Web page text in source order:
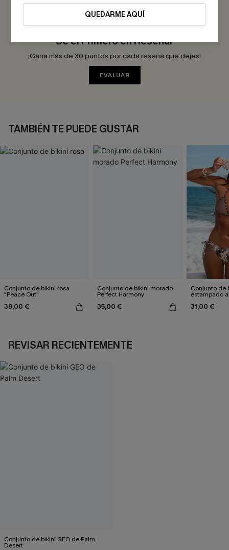
0.0
Sé el Primero en Reseñar
¡Gana más de 30 puntos por cada reseña que dejes!
EVALUAR
TAMBIÉN TE PUEDE GUSTAR
Conjunto de bikini rosa
"Peace Out"
39,00 €
Conjunto de bikini morado
Perfect Harmony
35,00 €
Conjunto de
estampado
31,00 €
REVISAR RECIENTEMENTE
Conjunto de bikini GEO de Palm
Desert
QUEDARME AQUÍ